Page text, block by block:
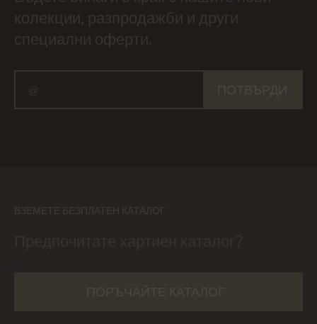
колекции, разпродажби и други
специални оферти.
ВЗЕМЕТЕ БЕЗПЛАТЕН КАТАЛОГ